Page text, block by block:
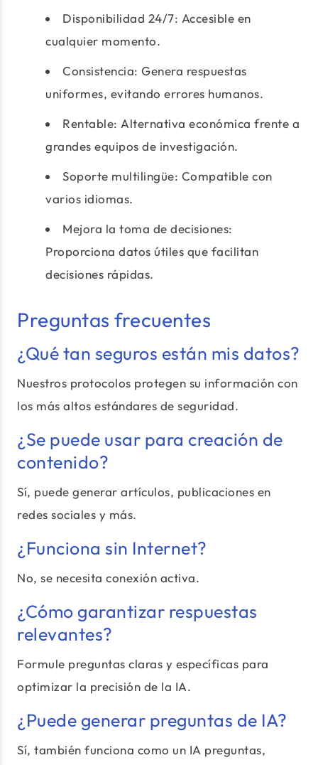
Disponibilidad 24/7: Accesible en
cualquier momento.
Consistencia: Genera respuestas
uniformes, evitando errores humanos.
Rentable: Alternativa económica frente a
grandes equipos de investigación.
Soporte multilingüe: Compatible con
varios idiomas.
Mejora la toma de decisiones:
Proporciona datos útiles que facilitan
decisiones rápidas.
Preguntas frecuentes
¿Qué tan seguros están mis datos?
Nuestros protocolos protegen su información con
los más altos estándares de seguridad.
¿Se puede usar para creación de
contenido?
Sí, puede generar artículos, publicaciones en
redes sociales y más.
¿Funciona sin Internet?
No, se necesita conexión activa.
¿Cómo garantizar respuestas
relevantes?
Formule preguntas claras y específicas para
optimizar la precisión de la IA.
¿Puede generar preguntas de IA?
Sí, también funciona como un IA preguntas,